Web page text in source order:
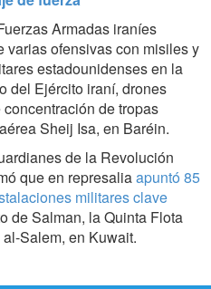
Armadas iraníes
ofensivas con misiles y
estadounidenses en la
del Ejército iraní, drones
de tropas
Sheij Isa, en Baréin.
de la Revolución
que en represaliaapuntó 85
militares clave
de Salman, la Quinta Flota
Salem, en Kuwait.